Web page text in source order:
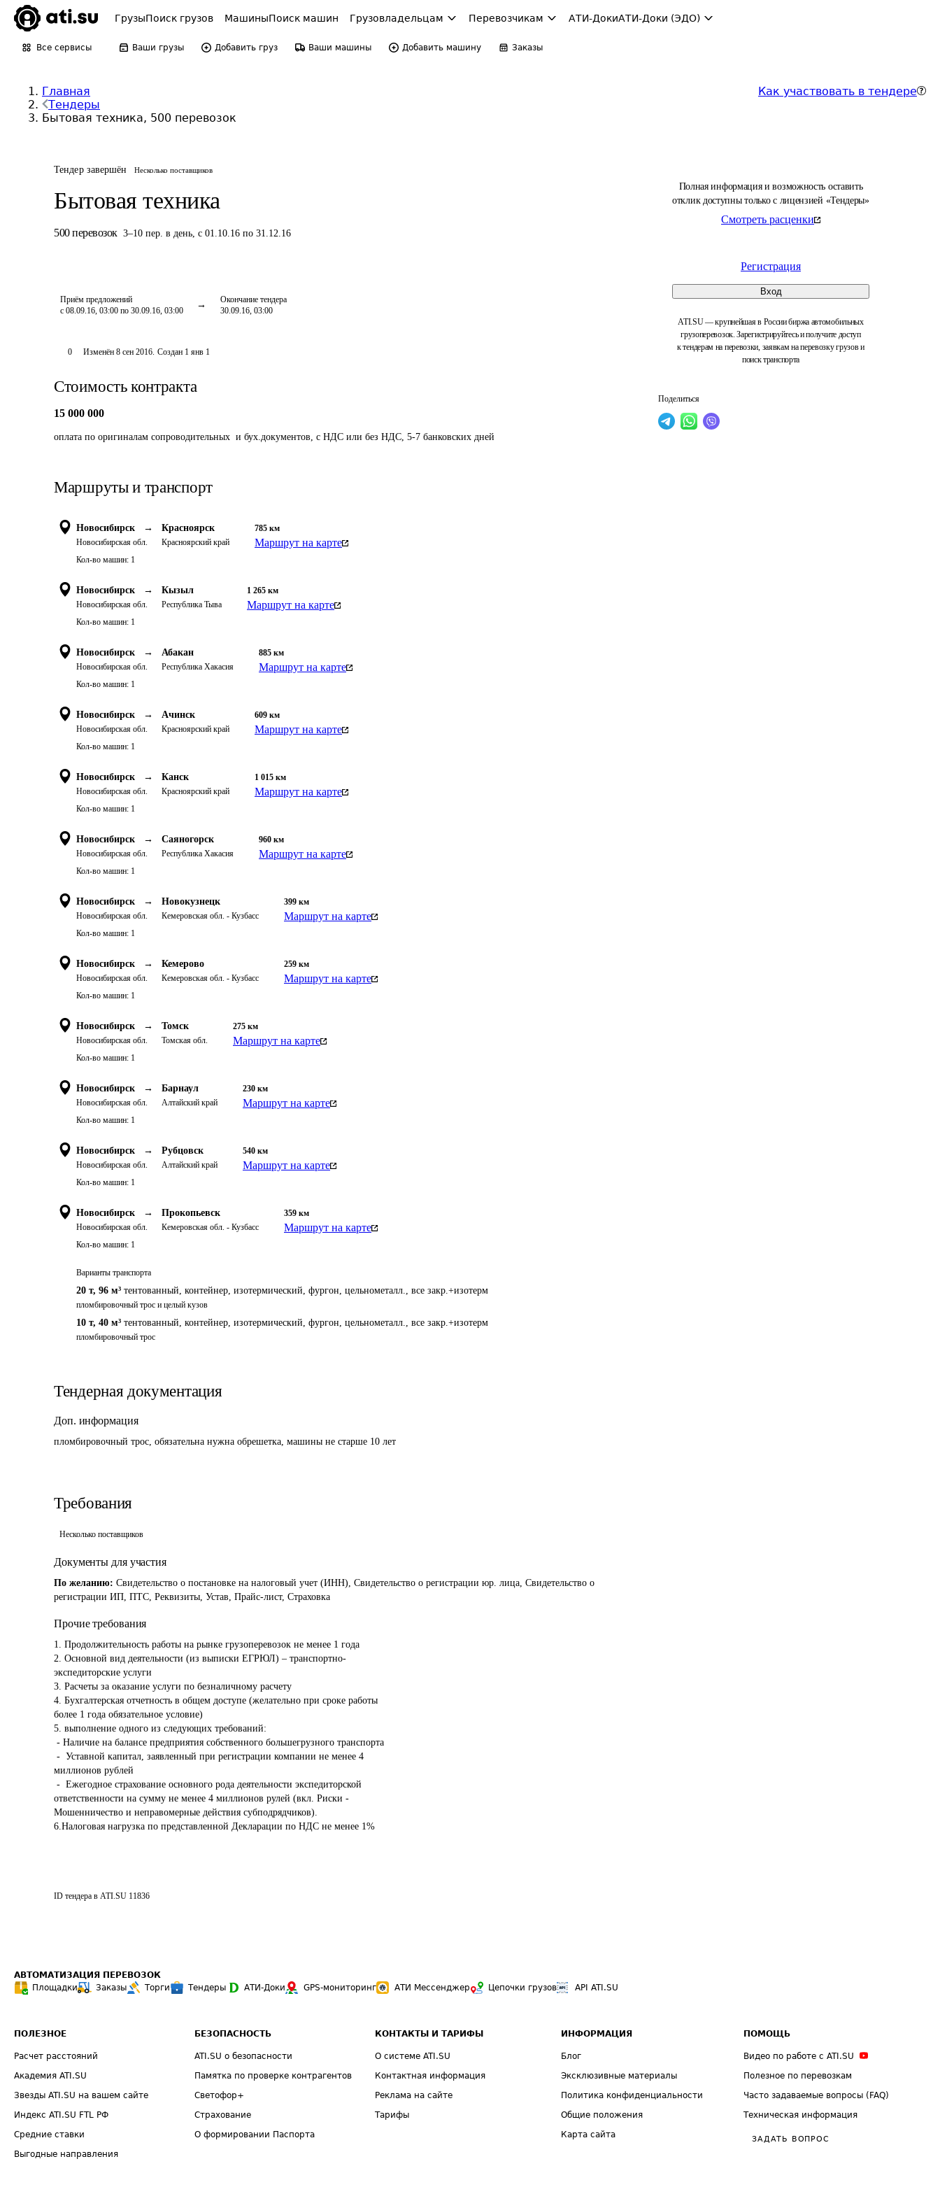
ГрузыПоиск грузов МашиныПоиск машин Грузовладельцам Перевозчикам АТИ-ДокиАТИ-Доки (ЭДО)
Все сервисы Ваши грузы Добавить груз Ваши машины Добавить машину Заказы
Главная
Тендеры
Бытовая техника, 500 перевозок
Как участвовать в тендере
Тендер завершён Несколько поставщиков
Бытовая техника
500 перевозок 3–10 пер. в день, с 01.10.16 по 31.12.16
Приём предложений
с 08.09.16, 03:00 по 30.09.16, 03:00
Окончание тендера
30.09.16, 03:00
Полная информация и возможность оставить
отклик доступны только с лицензией «Тендеры»
Смотреть расценки
Регистрация
Вход
ATI.SU — крупнейшая в России биржа автомобильных
грузоперевозок. Зарегистрируйтесь и получите доступ
к тендерам на перевозки, заявкам на перевозку грузов и
поиск транспорта
Поделиться
0 Изменён 8 сен 2016. Создан 1 янв 1
Стоимость контракта
15 000 000
оплата по оригиналам сопроводительных  и бух.документов, с НДС или без НДС, 5-7 банковских дней
Маршруты и транспорт
Новосибирск →
Новосибирская обл.
Красноярск
Красноярский край
785 км
Маршрут на карте
Кол-во машин: 1
Новосибирск →
Новосибирская обл.
Кызыл
Республика Тыва
1 265 км
Маршрут на карте
Кол-во машин: 1
Новосибирск →
Новосибирская обл.
Абакан
Республика Хакасия
885 км
Маршрут на карте
Кол-во машин: 1
Новосибирск →
Новосибирская обл.
Ачинск
Красноярский край
609 км
Маршрут на карте
Кол-во машин: 1
Новосибирск →
Новосибирская обл.
Канск
Красноярский край
1 015 км
Маршрут на карте
Кол-во машин: 1
Новосибирск →
Новосибирская обл.
Саяногорск
Республика Хакасия
960 км
Маршрут на карте
Кол-во машин: 1
Новосибирск →
Новосибирская обл.
Новокузнецк
Кемеровская обл. - Кузбасс
399 км
Маршрут на карте
Кол-во машин: 1
Новосибирск →
Новосибирская обл.
Кемерово
Кемеровская обл. - Кузбасс
259 км
Маршрут на карте
Кол-во машин: 1
Новосибирск →
Новосибирская обл.
Томск
Томская обл.
275 км
Маршрут на карте
Кол-во машин: 1
Новосибирск →
Новосибирская обл.
Барнаул
Алтайский край
230 км
Маршрут на карте
Кол-во машин: 1
Новосибирск →
Новосибирская обл.
Рубцовск
Алтайский край
540 км
Маршрут на карте
Кол-во машин: 1
Новосибирск →
Новосибирская обл.
Прокопьевск
Кемеровская обл. - Кузбасс
359 км
Маршрут на карте
Кол-во машин: 1
Варианты транспорта
20 т, 96 м³ тентованный, контейнер, изотермический, фургон, цельнометалл., все закр.+изотерм
пломбировочный трос и целый кузов
10 т, 40 м³ тентованный, контейнер, изотермический, фургон, цельнометалл., все закр.+изотерм
пломбировочный трос
Тендерная документация
Доп. информация
пломбировочный трос, обязательна нужна обрешетка, машины не старше 10 лет
Требования
Несколько поставщиков
Документы для участия
По желанию: Свидетельство о постановке на налоговый учет (ИНН), Свидетельство о регистрации юр. лица, Свидетельство о
регистрации ИП, ПТС, Реквизиты, Устав, Прайс-лист, Страховка
Прочие требования
1. Продолжительность работы на рынке грузоперевозок не менее 1 года
2. Основной вид деятельности (из выписки ЕГРЮЛ) – транспортно-
экспедиторские услуги
3. Расчеты за оказание услуги по безналичному расчету
4. Бухгалтерская отчетность в общем доступе (желательно при сроке работы
более 1 года обязательное условие)
5. выполнение одного из следующих требований:
миллионов рублей
ответственности на сумму не менее 4 миллионов рулей (вкл. Риски -
Мошенничество и неправомерные действия субподрядчиков).
ID тендера в ATI.SU 11836
АВТОМАТИЗАЦИЯ ПЕРЕВОЗОК
Площадки
Заказы Торги Тендеры АТИ-Доки GPS-мониторинг АТИ Мессенджер Цепочки грузов API ATI.SU
ПОЛЕЗНОЕ
Расчет расстояний
Академия ATI.SU
Звезды ATI.SU на вашем сайте
Индекс ATI.SU FTL РФ
Средние ставки
Выгодные направления
БЕЗОПАСНОСТЬ
ATI.SU о безопасности
Памятка по проверке контрагентов
Светофор+
Страхование
О формировании Паспорта
КОНТАКТЫ И ТАРИФЫ
О системе ATI.SU
Контактная информация
Реклама на сайте
Тарифы
ИНФОРМАЦИЯ
Блог
Эксклюзивные материалы
Политика конфиденциальности
Общие положения
Карта сайта
ПОМОЩЬ
Видео по работе с ATI.SU
Полезное по перевозкам
Часто задаваемые вопросы (FAQ)
Техническая информация
ЗАДАТЬ ВОПРОС